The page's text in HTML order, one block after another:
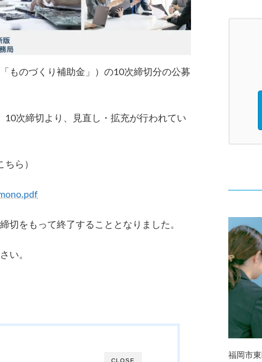
ものづくり補助金」）の10次締切分の公募
次締切より、見直し・拡充が行われてい
ら）
切をもって終了することとなりました。
い。
福岡市